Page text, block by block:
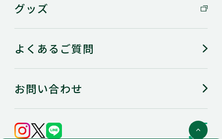
趣味
好きな色 黒
愛読書／好き
な音楽
グッズ
よくあるご質問
お問い合わせ